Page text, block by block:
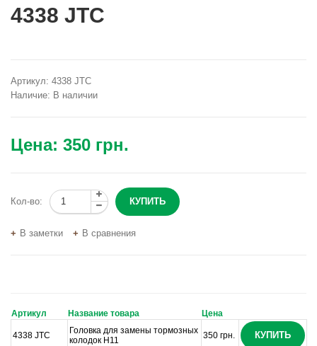
4338 JTC
Артикул: 4338 JTC
Наличие: В наличии
Цена: 350 грн.
Кол-во:
В заметки В сравнения
Артикул Название товара Цена
4338 JTC
Головка для замены тормозных
колодок H11
350 грн. КУПИТЬ